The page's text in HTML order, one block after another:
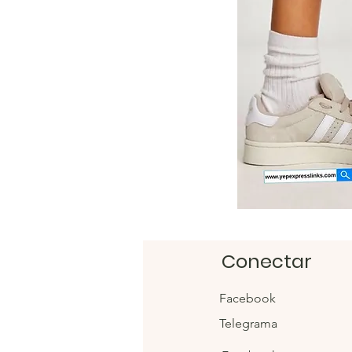
Conectar
Facebook
Telegrama